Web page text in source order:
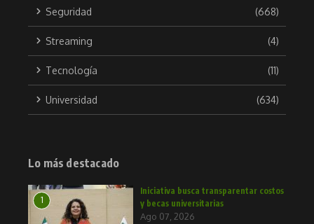
Seguridad (668)
Streaming (4)
Tecnología (11)
Universidad (634)
Lo más destacado
1
Iniciativa busca transparentar costos
y becas universitarias
Ago 07, 2026